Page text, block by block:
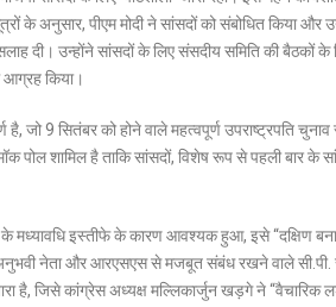
के अनुसार, पीएम मोदी ने सांसदों को संबोधित किया और
दी। उन्होंने सांसदों के लिए संसदीय समिति की बैठकों
आग्रह किया।
है, जो 9 सितंबर को होने वाले महत्वपूर्ण उपराष्ट्रपति
पोल शामिल है ताकि सांसदों, विशेष रूप से पहली बार के
इस्तीफे के कारण आवश्यक हुआ, इसे “दक्षिण
नेता और आरएसएस से मजबूत संबंध रखने वाले सी.पी.
है, जिसे कांग्रेस अध्यक्ष मल्लिकार्जुन खड़गे ने “वैचारिक